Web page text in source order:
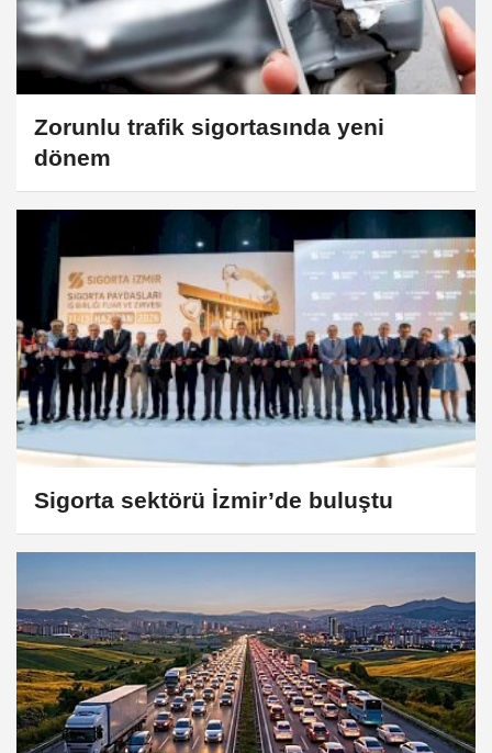
Zorunlu trafik sigortasında yeni
dönem
Sigorta sektörü İzmir’de buluştu